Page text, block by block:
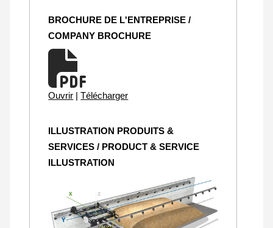
BROCHURE DE L'ENTREPRISE /
COMPANY BROCHURE
Ouvrir | Télécharger
ILLUSTRATION PRODUITS &
SERVICES / PRODUCT & SERVICE
ILLUSTRATION